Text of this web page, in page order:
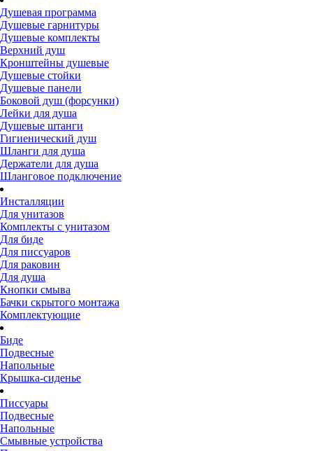
Душевая программа
Душевые гарнитуры
Душевые комплекты
Верхний душ
Кронштейны душевые
Душевые стойки
Душевые панели
Боковой душ (форсунки)
Лейки для душа
Душевые штанги
Гигиенический душ
Шланги для душа
Держатели для душа
Шланговое подключение
Инсталляции
Для унитазов
Комплекты с унитазом
Для биде
Для писсуаров
Для раковин
Для душа
Кнопки смыва
Бачки скрытого монтажа
Комплектующие
Биде
Подвесные
Напольные
Крышка-сиденье
Писсуары
Подвесные
Напольные
Смывные устройства